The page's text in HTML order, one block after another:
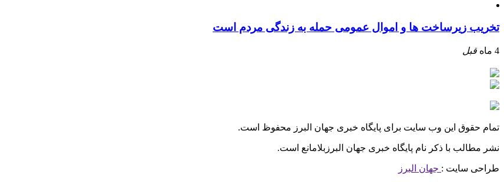
تخریب زیرساخت ها و اموال عمومی حمله به زندگی مردم است
4 ماه قبل
تمام حقوق این وب سایت برای پایگاه خبری جهان البرز محفوظ است.
نشر مطالب با ذکر نام پایگاه خبری جهان البرزبلامانع است.
طراحی سایت : جهان البرز